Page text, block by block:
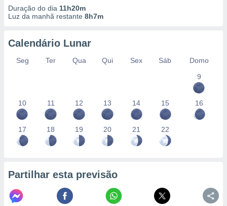
Duração do dia 11h20m
Luz da manhã restante 8h7m
Calendário Lunar
Seg Ter Qua Qui Sex Sáb
Domo
9
10 11 12 13 14 15 16
17 18 19 20 21 22
Partilhar esta previsão